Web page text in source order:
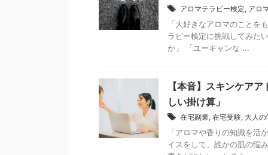
アロマテラピー検定, アロ
「大好きなアロマのことを
ラピー検定に挑戦してみた
か」 「ユーキャンな ...
【本音】スキンケア
しい掛け算」
在宅副業, 在宅受験, 大人の
「アロマや香りの知識を活
イスをして、誰かの肌の悩